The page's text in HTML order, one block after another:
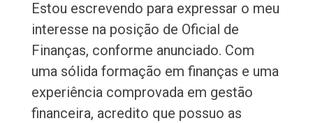
Estou escrevendo para expressar o meu
interesse na posição de Oficial de
Finanças, conforme anunciado. Com
uma sólida formação em finanças e uma
experiência comprovada em gestão
financeira, acredito que possuo as